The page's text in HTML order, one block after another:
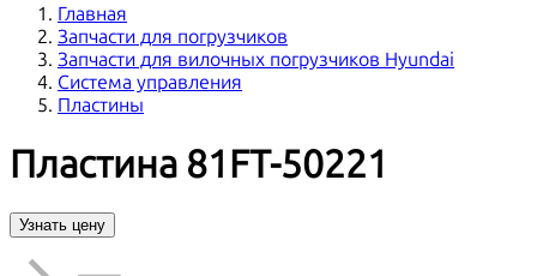
Главная
Запчасти для погрузчиков
Запчасти для вилочных погрузчиков Hyundai
Система управления
Пластины
Пластина 81FT-50221
Узнать цену